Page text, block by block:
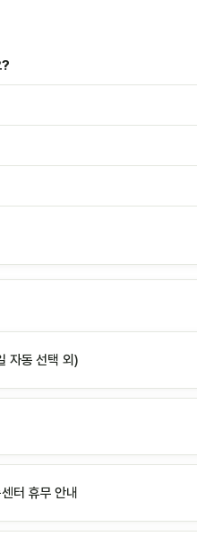
자동 선택 외)
터 휴무 안내